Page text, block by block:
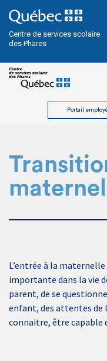
Centre de services scolaire
des Phares
Portail
L’entrée à la
importante dans la vie
parent, de se
enfant, des attentes de
connaitre, être capable